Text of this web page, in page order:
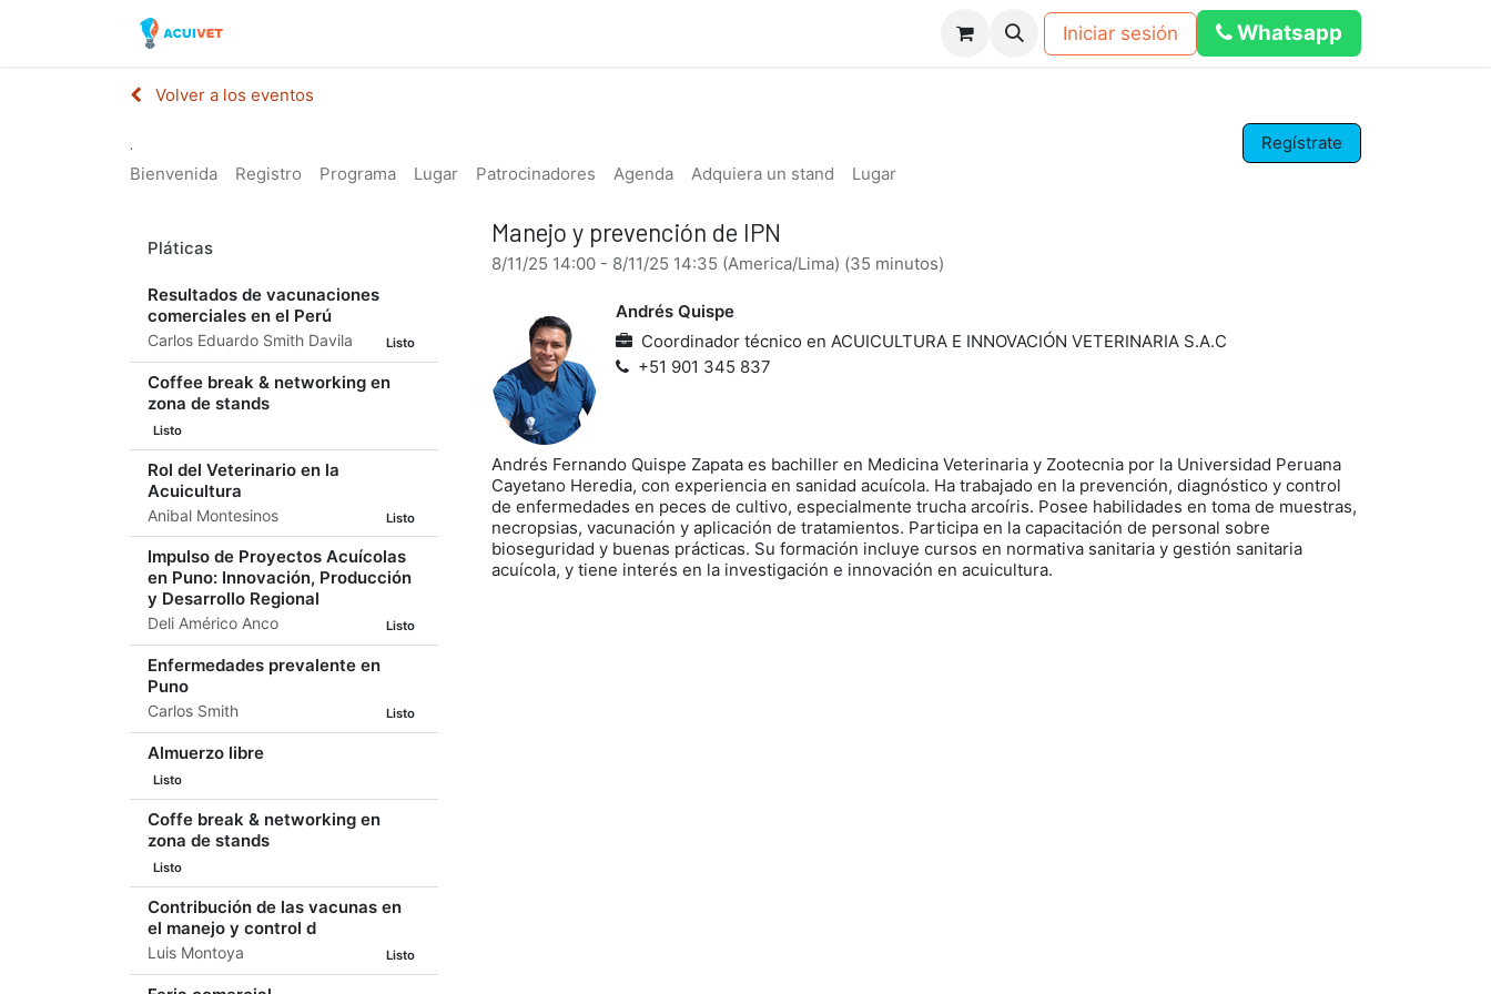
Cursos Eventos Blog Foro calculadora dosificacion
Iniciar sesión Whats​​a​​​​p​​​​​​​​​​​​​​p
Volver a los eventos
Regístrate
Bienvenida
Registro Programa Lugar Patrocinadores Agenda Adquiera un stand Lugar
Pláticas
Resultados de vacunaciones
comerciales en el Perú
Carlos Eduardo Smith Davila Listo
Coffee break & networking en
zona de stands
Listo
Rol del Veterinario en la
Acuicultura
Anibal Montesinos Listo
Impulso de Proyectos Acuícolas
en Puno: Innovación, Producción
y Desarrollo Regional
Deli Américo Anco Listo
Enfermedades prevalente en
Puno
Carlos Smith Listo
Almuerzo libre
Listo
Coffe break & networking en
zona de stands
Listo
Contribución de las vacunas en
el manejo y control d
Luis Montoya Listo
Manejo y prevención de IPN
8/11/25 14:00- 8/11/25 14:35 (America/Lima) (35 minutos)
Andrés Quispe
Coordinador técnico en ACUICULTURA E INNOVACIÓN VETERINARIA S.A.C
+51 901 345 837
Andrés Fernando Quispe Zapata es bachiller en Medicina Veterinaria y Zootecnia por la Universidad Peruana
Cayetano Heredia, con experiencia en sanidad acuícola. Ha trabajado en la prevención, diagnóstico y control
de enfermedades en peces de cultivo, especialmente trucha arcoíris. Posee habilidades en toma de muestras,
necropsias, vacunación y aplicación de tratamientos. Participa en la capacitación de personal sobre
bioseguridad y buenas prácticas. Su formación incluye cursos en normativa sanitaria y gestión sanitaria
acuícola, y tiene interés en la investigación e innovación en acuicultura.